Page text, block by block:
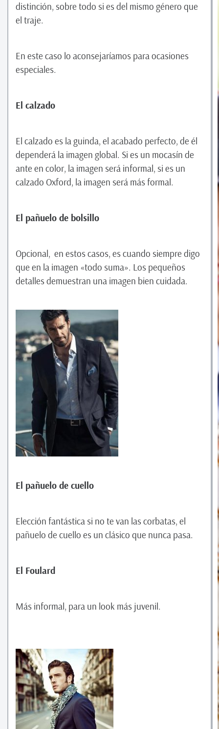
distinción, sobre todo si es del mismo género que
el traje.
En este caso lo aconsejaríamos para ocasiones
especiales.
El calzado
El calzado es la guinda, el acabado perfecto, de él
dependerá la imagen global. Si es un mocasín de
ante en color, la imagen será informal, si es un
calzado Oxford, la imagen será más formal.
El pañuelo de bolsillo
Opcional, en estos casos, es cuando siempre digo
que en la imagen «todo suma». Los pequeños
detalles demuestran una imagen bien cuidada.
El pañuelo de cuello
Elección fantástica si no te van las corbatas, el
pañuelo de cuello es un clásico que nunca pasa.
El Foulard
Más informal, para un look más juvenil.